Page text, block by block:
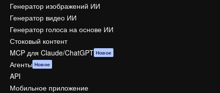
Генератор изображений ИИ
Генератор видео ИИ
Генератор голоса на основе ИИ
Стоковый контент
MCP для Claude/ChatGPT Новое
Агенты Новое
API
Мобильное приложение